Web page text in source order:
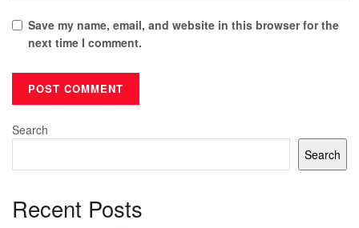
Save my name, email, and website in this browser for the
next time I comment.
Search
Search
Recent Posts